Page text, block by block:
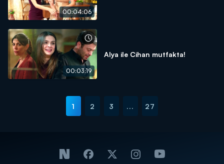
00:04:06
00:03:19
Alya ile Cihan mutfakta!
1 2 3 ... 27